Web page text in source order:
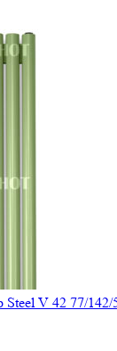
Steel V 42 77/